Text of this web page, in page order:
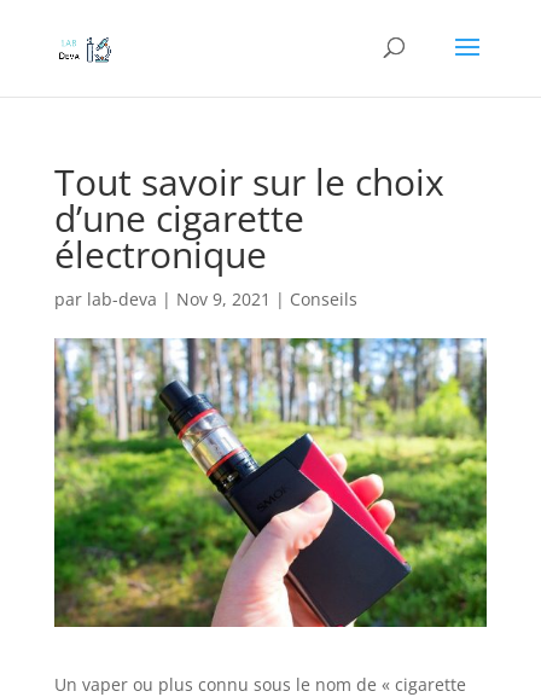
Tout savoir sur le choix
d’une cigarette
électronique
par lab-deva | Nov 9, 2021 | Conseils
Un vaper ou plus connu sous le nom de « cigarette